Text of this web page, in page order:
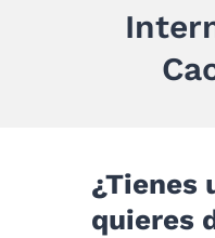
¿Tienes
quieres